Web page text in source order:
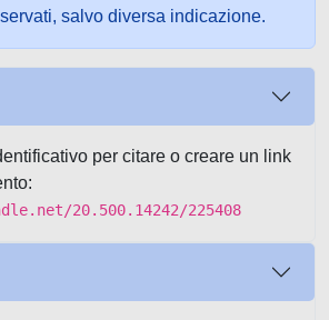
salvo diversa indicazione.
per citare o creare un link
20.500.14242/225408